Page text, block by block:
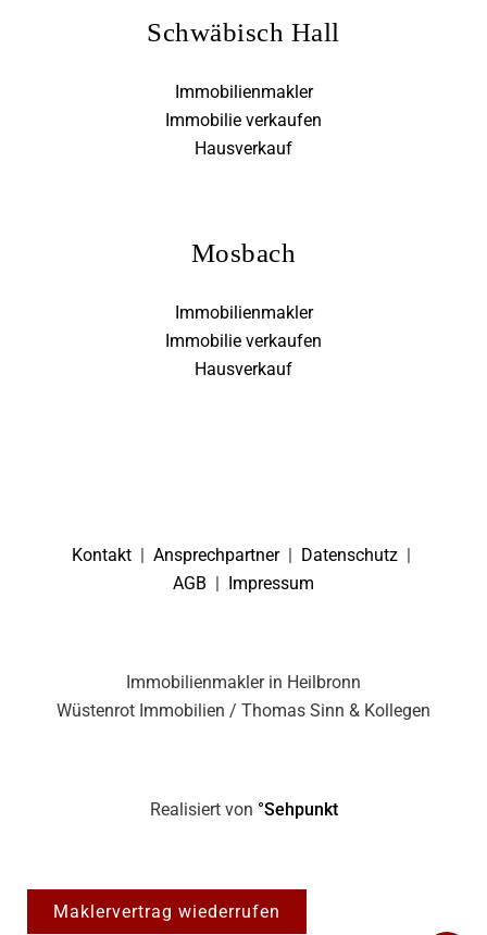
Schwäbisch Hall
Immobilienmakler
Immobilie verkaufen
Hausverkauf
Mosbach
Immobilienmakler
Immobilie verkaufen
Hausverkauf
Kontakt Ansprechpartner| Datenschutz
AGB
Impressum
Immobilienmakler in Heilbronn
Wüstenrot Immobilien / Thomas Sinn & Kollegen
Realisiert von °Sehpunkt
Maklervertrag wiederrufen